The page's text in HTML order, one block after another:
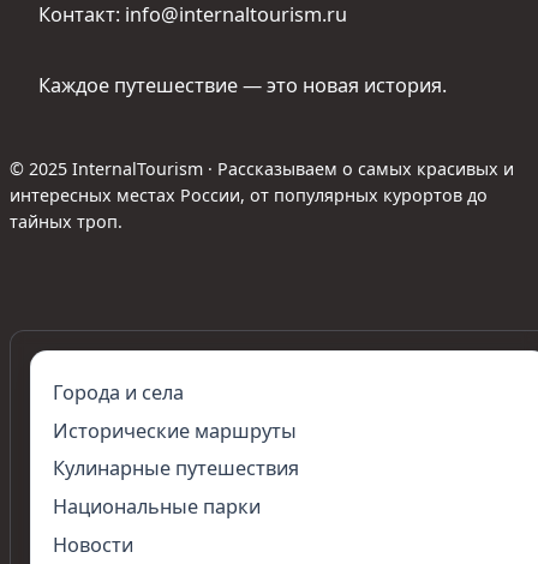
Контакт: info@internaltourism.ru
Каждое путешествие — это новая история.
© 2025 InternalTourism · Рассказываем о самых красивых и
интересных местах России, от популярных курортов до
тайных троп.
Города и села
Исторические маршруты
Кулинарные путешествия
Национальные парки
Новости